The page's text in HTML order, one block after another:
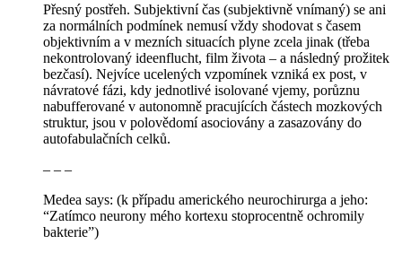
Přesný postřeh. Subjektivní čas (subjektivně vnímaný) se ani
za normálních podmínek nemusí vždy shodovat s časem
objektivním a v mezních situacích plyne zcela jinak (třeba
nekontrolovaný ideenflucht, film života – a následný prožitek
bezčasí). Nejvíce ucelených vzpomínek vzniká ex post, v
návratové fázi, kdy jednotlivé isolované vjemy, porůznu
nabufferované v autonomně pracujících částech mozkových
struktur, jsou v polovědomí asociovány a zasazovány do
autofabulačních celků.
– – –
Medea says: (k případu amerického neurochirurga a jeho:
“Zatímco neurony mého kortexu stoprocentně ochromily
bakterie”)